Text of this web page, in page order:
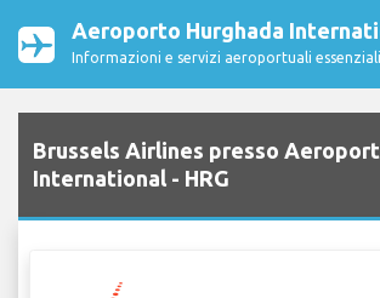
Aeroporto Hurghada
Informazioni e servizi aeroportuali essenziali
Brussels Airlines presso
International - HRG